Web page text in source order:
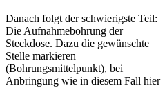
Danach folgt der schwierigste Teil:
Die Aufnahmebohrung der
Steckdose. Dazu die gewünschte
Stelle markieren
(Bohrungsmittelpunkt), bei
Anbringung wie in diesem Fall hier